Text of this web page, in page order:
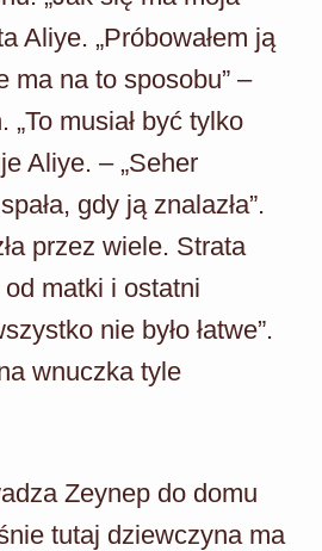
Aliye. „Próbowałem ją
ma na to sposobu” –
„To musiał być tylko
Aliye. – „Seher
gdy ją znalazła”.
przez wiele. Strata
matki i ostatni
nie było łatwe”.
wnuczka tyle
Zeynep do domu
tutaj dziewczyna ma